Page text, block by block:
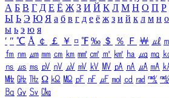
А Б В Г Д Е Ё Ж З И Й К Л М Н О П Р
Ы Ь Э Ю Я а б в г д е ё ж з и й к л м н о
ы ь э ю я
′ ″ ℃ Å ￠ ￡ ￥ ¤ ℉ ‰ ＄ ％ Ｆ ￦ ㎕
㎙ ㎚ ㎛ ㎜ ㎝ ㎞ ㎟ ㎠ ㎡ ㎢ ㏊ ㎍ ㎎
㎱ ㎲ ㎳ ㎴ ㎵ ㎶ ㎷ ㎸ ㎹ ㎀ ㎁ ㎂ ㎃
㎒ ㎓ ㎔ Ω ㏀ ㏁ ㎊ ㎋ ㎌ ㏖ ㏅ ㎭ ㎮ ㎯
㏃ ㏉ ㏜ ㏆